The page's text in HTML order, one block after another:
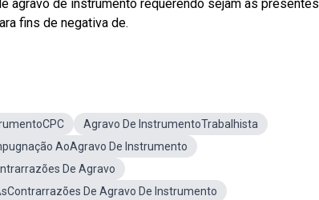
agravo de instrumento requerendo sejam as presentes
fins de negativa de.
Agravo De InstrumentoTrabalhista
AoAgravo De Instrumento
De Agravo
De Agravo De Instrumento